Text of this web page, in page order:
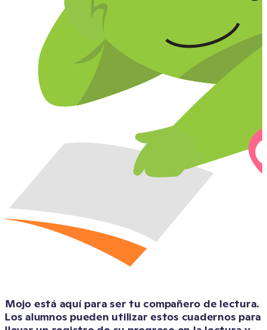
Mojo está aquí para ser tu compañero de lectura.
Los alumnos pueden utilizar estos cuadernos para